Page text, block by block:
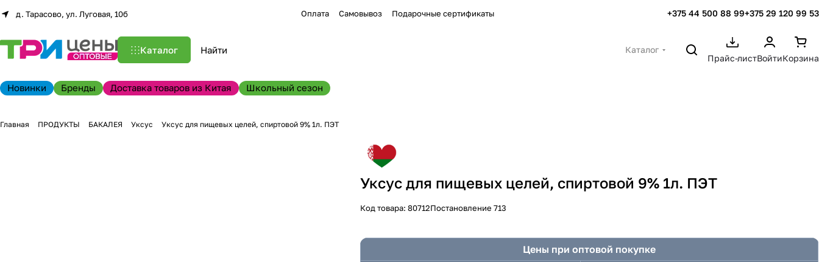
д. Тарасово, ул. Луговая, 10б Оплата Самовывоз Подарочные сертификаты +375 44 500 88 99+375 29 120 99 53
Каталог
Каталог
Прайс-листВойтиКорзина
Новинки Бренды Доставка товаров из Китая Школьный сезон
Главная ПРОДУКТЫ БАКАЛЕЯ Уксус Уксус для пищевых целей, спиртовой 9% 1л. ПЭТ
Уксус для пищевых целей, спиртовой 9% 1л. ПЭТ
Код товара:80712Постановление 713
Цены при оптовой покупке